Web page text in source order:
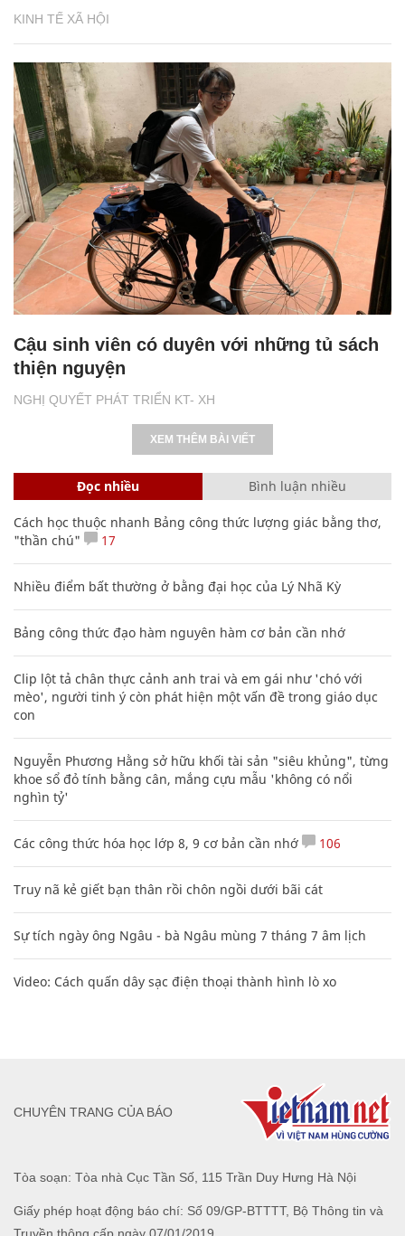
KINH TẾ XÃ HỘI
NGHỊ QUYẾT PHÁT TRIỂN KT- XH
Cậu sinh viên có duyên với những tủ sách
thiện nguyện
XEM THÊM BÀI VIẾT
Đọc nhiều Bình luận nhiều
Cách học thuộc nhanh Bảng công thức lượng giác bằng thơ,
"thần chú"
17
Nhiều điểm bất thường ở bằng đại học của Lý Nhã Kỳ
Bảng công thức đạo hàm nguyên hàm cơ bản cần nhớ
Clip lột tả chân thực cảnh anh trai và em gái như 'chó với
mèo', người tinh ý còn phát hiện một vấn đề trong giáo dục
con
Nguyễn Phương Hằng sở hữu khối tài sản "siêu khủng", từng
khoe sổ đỏ tính bằng cân, mắng cựu mẫu 'không có nổi
nghìn tỷ'
Các công thức hóa học lớp 8, 9 cơ bản cần nhớ 106
Truy nã kẻ giết bạn thân rồi chôn ngồi dưới bãi cát
Sự tích ngày ông Ngâu - bà Ngâu mùng 7 tháng 7 âm lịch
Video: Cách quấn dây sạc điện thoại thành hình lò xo
Tòa soạn: Tòa nhà Cục Tần Số, 115 Trần Duy Hưng Hà Nội
Giấy phép hoạt động báo chí: Số 09/GP-BTTTT, Bộ Thông tin và
CHUYÊN TRANG CỦA BÁO